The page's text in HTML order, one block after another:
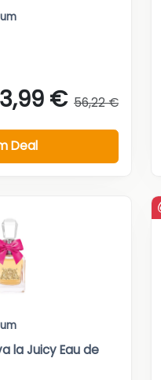
€ 56,22 €
Deal
la Juicy Eau de